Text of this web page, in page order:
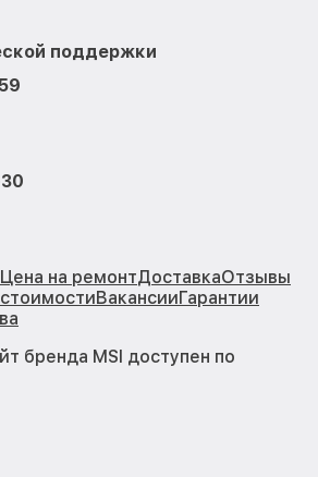
поддержки
Цена на ремонтДоставкаОтзывы
ВакансииГарантии
бренда MSI доступен по